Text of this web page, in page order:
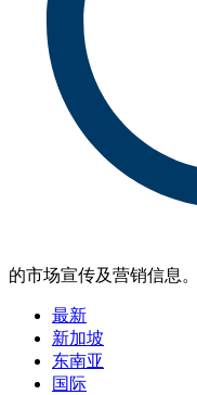
的市场宣传及营销信息。
最新
新加坡
东南亚
国际